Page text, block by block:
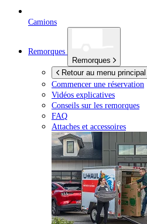
Camions
Remorques
Remorques
Retour au menu principal
Commencer une réservation
Vidéos explicatives
Conseils sur les remorques
FAQ
Attaches et accessoires